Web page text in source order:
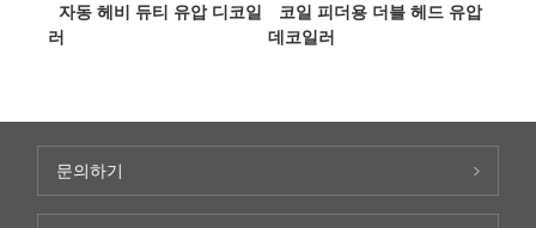
자동 헤비 듀티 유압 디코일
러
코일 피더용 더블 헤드 유압
데코일러
문의하기